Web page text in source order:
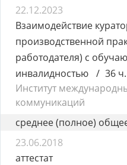
22.12.2023
Взаимодействие
производственной
работодателя) с
инвалидностью
36 ч.
Институт
коммуникаций
среднее (полное)
23.06.2018
аттестат